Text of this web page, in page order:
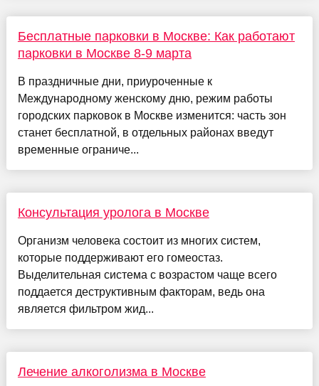
Бесплатные парковки в Москве: Как работают
парковки в Москве 8-9 марта
В праздничные дни, приуроченные к
Международному женскому дню, режим работы
городских парковок в Москве изменится: часть зон
станет бесплатной, в отдельных районах введут
временные ограниче...
Консультация уролога в Москве
Организм человека состоит из многих систем,
которые поддерживают его гомеостаз.
Выделительная система с возрастом чаще всего
поддается деструктивным факторам, ведь она
является фильтром жид...
Лечение алкоголизма в Москве